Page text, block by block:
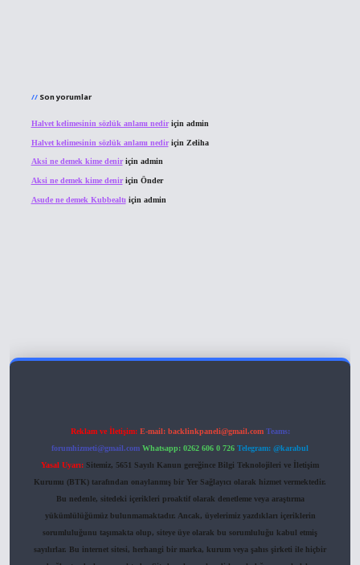
Son yorumlar
Halvet kelimesinin sözlük anlamı nediriçin admin
Halvet kelimesinin sözlük anlamı nediriçin Zeliha
Aksi ne demek kime deniriçin admin
Aksi ne demek kime deniriçin Önder
Asude ne demek Kubbealtı için admin
Reklam ve İletişim: E-mail: backlinkpaneli@gmail.com Teams:
forumhizmeti@gmail.com Whatsapp: 0262 606 0 726 Telegram: @karabul
Yasal Uyarı: Sitemiz, 5651 Sayılı Kanun gereğince Bilgi Teknolojileri ve İletişim
Kurumu (BTK) tarafından onaylanmış bir Yer Sağlayıcı olarak hizmet vermektedir.
Bu nedenle, sitedeki içerikleri proaktif olarak denetleme veya araştırma
yükümlülüğümüz bulunmamaktadır. Ancak, üyelerimiz yazdıkları içeriklerin
sorumluluğunu taşımakta olup, siteye üye olarak bu sorumluluğu kabul etmiş
sayılırlar. Bu internet sitesi, herhangi bir marka, kurum veya şahıs şirketi ile hiçbir